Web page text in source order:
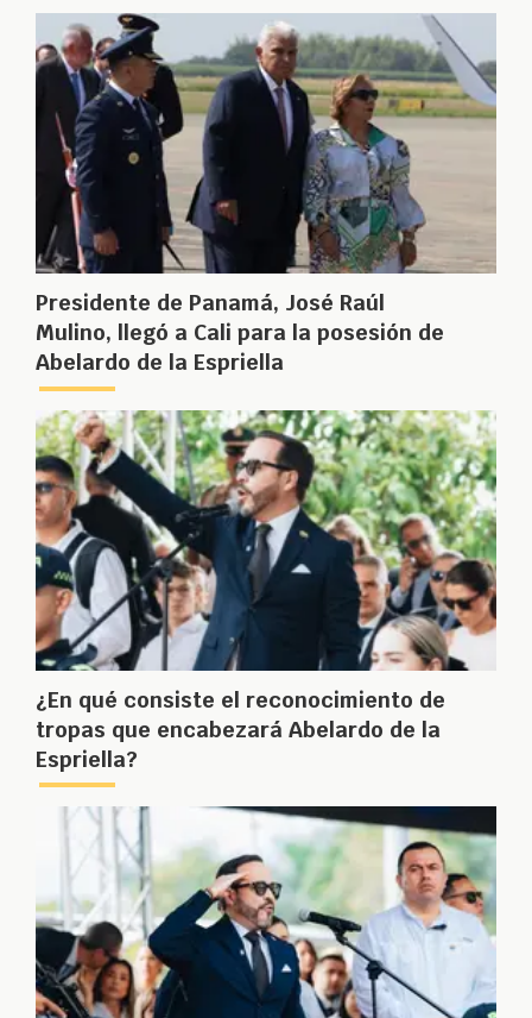
Presidente de Panamá, José Raúl
Mulino, llegó a Cali para la posesión de
Abelardo de la Espriella
¿En qué consiste el reconocimiento de
tropas que encabezará Abelardo de la
Espriella?